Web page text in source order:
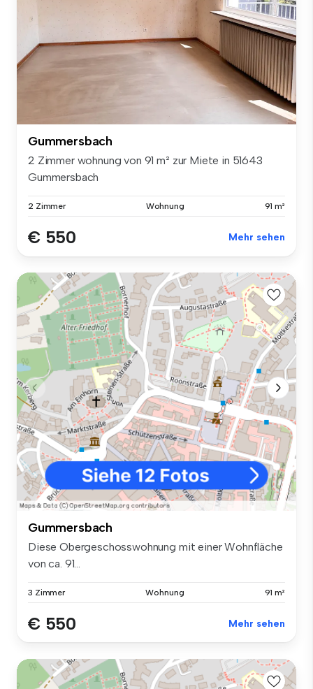
Gummersbach
2 Zimmer wohnung von 91 m² zur Miete in 51643
Gummersbach
2 Zimmer Wohnung 91 m²
€ 550 Mehr sehen
Gummersbach
Diese Obergeschosswohnung mit einer Wohnfläche
von ca. 91...
3 Zimmer Wohnung 91 m²
€ 550 Mehr sehen